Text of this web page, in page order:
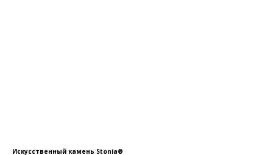
Искусственный камень Stonia®